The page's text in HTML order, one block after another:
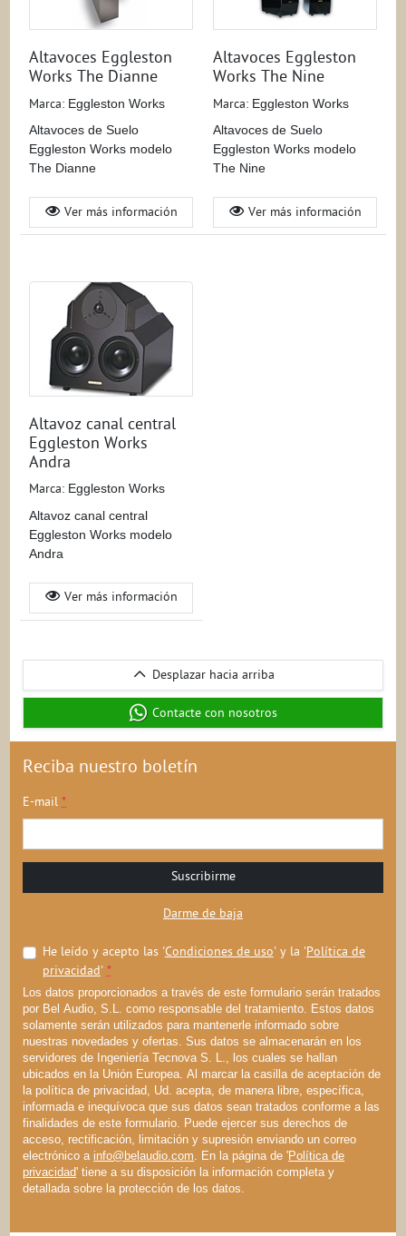
Altavoces Eggleston
Works The Dianne
Marca: Eggleston Works
Altavoces de Suelo
Eggleston Works modelo
The Dianne
Ver más información
Altavoces Eggleston
Works The Nine
Marca: Eggleston Works
Altavoces de Suelo
Eggleston Works modelo
The Nine
Ver más información
Altavoz canal central
Eggleston Works
Andra
Marca: Eggleston Works
Altavoz canal central
Eggleston Works modelo
Andra
Ver más información
Desplazar
hacia
arriba
Desplazar hacia arriba
Contacte con nosotros
Reciba nuestro boletín
E-mail *
Suscribirme
Darme de baja
He leído y acepto las 'Condiciones de uso' y la 'Política de
privacidad'*
Los datos proporcionados a través de este formulario serán tratados
por Bel Audio, S.L. como responsable del tratamiento. Estos datos
solamente serán utilizados para mantenerle informado sobre
nuestras novedades y ofertas. Sus datos se almacenarán en los
servidores de Ingeniería Tecnova S. L., los cuales se hallan
ubicados en la Unión Europea. Al marcar la casilla de aceptación de
la política de privacidad, Ud. acepta, de manera libre, específica,
informada e inequívoca que sus datos sean tratados conforme a las
finalidades de este formulario. Puede ejercer sus derechos de
acceso, rectificación, limitación y supresión enviando un correo
electrónico a info@belaudio.com . En la página de 'Política de
privacidad' tiene a su disposición la información completa y
detallada sobre la protección de los datos.